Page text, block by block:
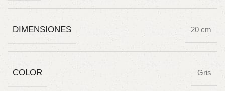
DIMENSIONES 20 cm
COLOR Gris